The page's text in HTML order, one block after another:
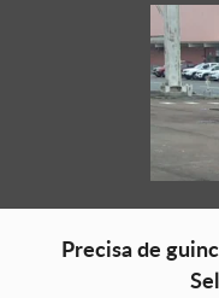
Precisa de